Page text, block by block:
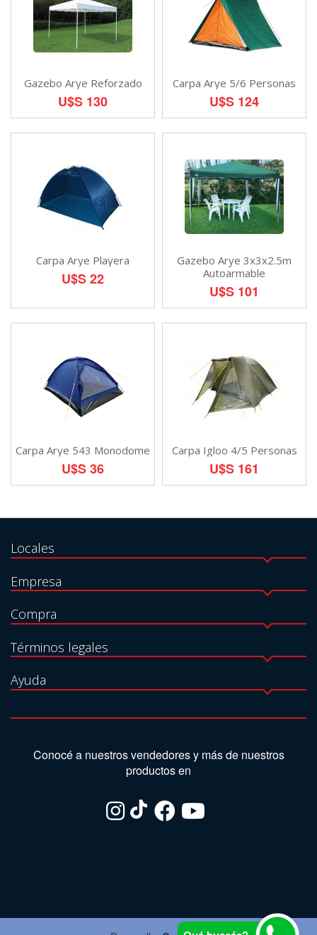
Gazebo Arye Reforzado
U$S 130
Carpa Arye 5/6 Personas
U$S 124
Carpa Arye Playera
U$S 22
Gazebo Arye 3x3x2.5m
Autoarmable
U$S 101
Carpa Arye 543 Monodome
U$S 36
Carpa Igloo 4/5 Personas
U$S 161
Locales
Empresa
Compra
Términos legales
Ayuda
Conocé a nuestros vendedores y más de nuestros
productos en